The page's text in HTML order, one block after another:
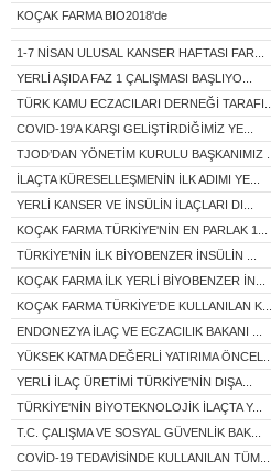
KOÇAK FARMA BIO2018'de
1-7 NİSAN ULUSAL KANSER HAFTASI FAR...
YERLİ AŞIDA FAZ 1 ÇALIŞMASI BAŞLIYO...
TÜRK KAMU ECZACILARI DERNEĞİ TARAFI...
COVID-19'A KARŞI GELİŞTİRDİĞİMİZ YE...
TJOD’DAN YÖNETİM KURULU BAŞKANIMIZ ...
İLAÇTA KÜRESELLEŞMENİN İLK ADIMI YE...
YERLİ KANSER VE İNSÜLİN İLAÇLARI DI...
KOÇAK FARMA TÜRKİYE'NİN EN PARLAK 1...
TÜRKİYE’NİN İLK BİYOBENZER İNSÜLİN ...
KOÇAK FARMA İLK YERLİ BİYOBENZER İN...
KOÇAK FARMA TÜRKİYE’DE KULLANILAN K...
ENDONEZYA İLAÇ VE ECZACILIK BAKANI ...
YÜKSEK KATMA DEĞERLİ YATIRIMA ÖNCEL...
YERLİ İLAÇ ÜRETİMİ TÜRKİYE'NİN DIŞA...
TÜRKİYE'NİN BİYOTEKNOLOJİK İLAÇTA Y...
T.C. ÇALIŞMA VE SOSYAL GÜVENLİK BAK...
COVİD-19 TEDAVİSİNDE KULLANILAN TÜM...